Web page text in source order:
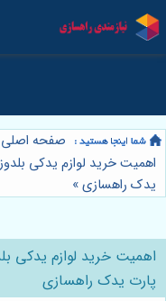
صفحه اصلی
اهمیت خرید لوازم یدکی
یدک راهسازی»
اهمیت خرید لوازم یدکی
پارت یدک راهسازی